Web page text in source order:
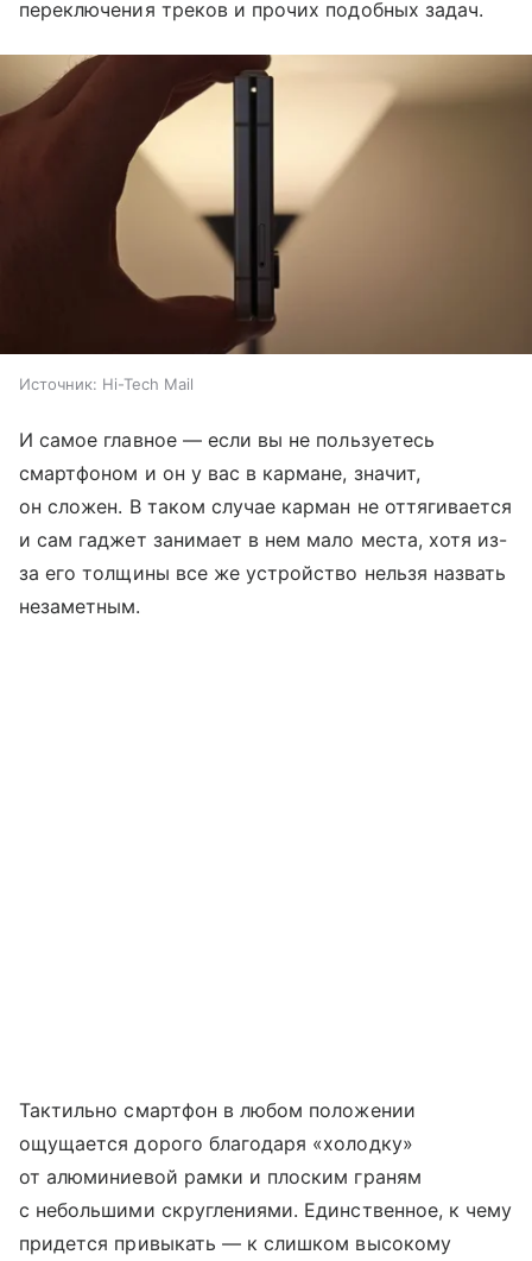
переключения треков и прочих подобных задач.
Источник: Hi-Tech Mail
И самое главное — если вы не пользуетесь
смартфоном и он у вас в кармане, значит,
он сложен. В таком случае карман не оттягивается
и сам гаджет занимает в нем мало места, хотя из-
за его толщины все же устройство нельзя назвать
незаметным.
Тактильно смартфон в любом положении
ощущается дорого благодаря «холодку»
от алюминиевой рамки и плоским граням
с небольшими скруглениями. Единственное, к чему
придется привыкать — к слишком высокому